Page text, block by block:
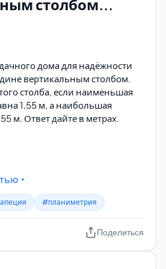
Пифагора
значения:
столбом...
дома для надёжности
вертикальным столбом.
столба, если наименьшая
1,55 м, а наибольшая
м. Ответ дайте в метрах.
м.
= 2,55 м.
посередине перил по
l.
#планиметрия
Поделиться